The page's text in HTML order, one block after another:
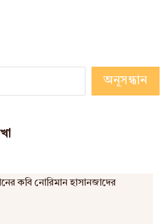
অনূসন্ধান
কবি নোরিমান হাসানজাদের